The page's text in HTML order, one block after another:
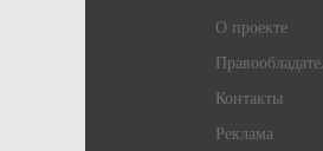
О проекте
Контакты
Реклама